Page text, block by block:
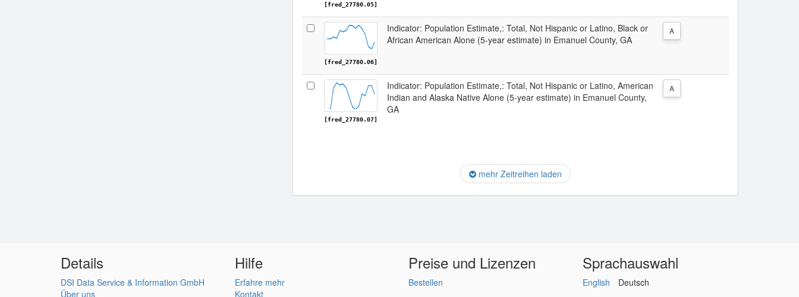
[fred_27780.05]
[fred_27780.06]
Indicator: Population Estimate,: Total, Not Hispanic or Latino, Black or
African American Alone (5-year estimate) in Emanuel County, GA
A
[fred_27780.07]
Indicator: Population Estimate,: Total, Not Hispanic or Latino, American
Indian and Alaska Native Alone (5-year estimate) in Emanuel County,
GA
A
mehr Zeitreihen laden
Details
DSI Data Service & Information GmbH
Über uns
Hilfe
Erfahre mehr
Kontakt
Preise und Lizenzen
Bestellen
Sprachauswahl
English Deutsch